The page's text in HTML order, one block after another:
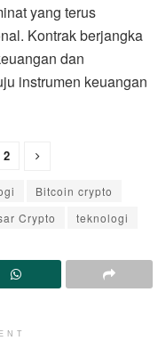
yang terus
Kontrak berjangka
dan
instrumen keuangan
2
Bitcoin crypto
Crypto teknologi